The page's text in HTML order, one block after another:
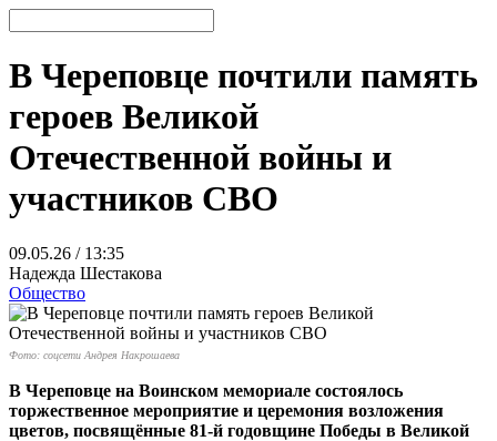
В Череповце почтили память
героев Великой
Отечественной войны и
участников СВО
09.05.26 / 13:35
Надежда Шестакова
Общество
Фото: соцсети Андрея Накрошаева
В Череповце на Воинском мемориале состоялось
торжественное мероприятие и церемония возложения
цветов, посвящённые 81-й годовщине Победы в Великой